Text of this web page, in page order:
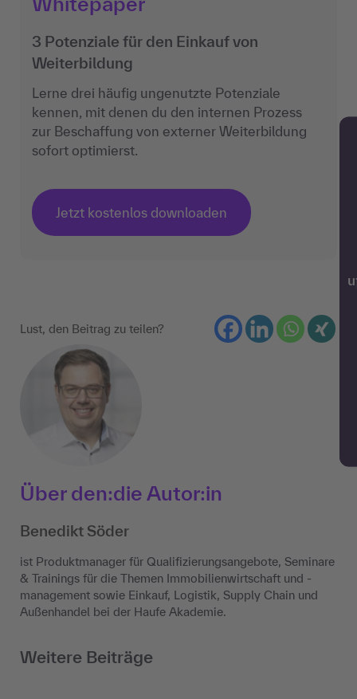
3 Potenziale für den Einkauf von
Weiterbildung
Lerne drei häufig ungenutzte Potenziale
kennen, mit denen du den internen Prozess
zur Beschaffung von externer Weiterbildung
sofort optimierst.
Jetzt kostenlos downloaden
Lust, den Beitrag zu teilen?
Über den:die Autor:in
Benedikt Söder
ist Produktmanager für Qualifizierungsangebote, Seminare
& Trainings für die Themen Immobilienwirtschaft und -
management sowie Einkauf, Logistik, Supply Chain und
Außenhandel bei der Haufe Akademie.
Weitere Beiträge